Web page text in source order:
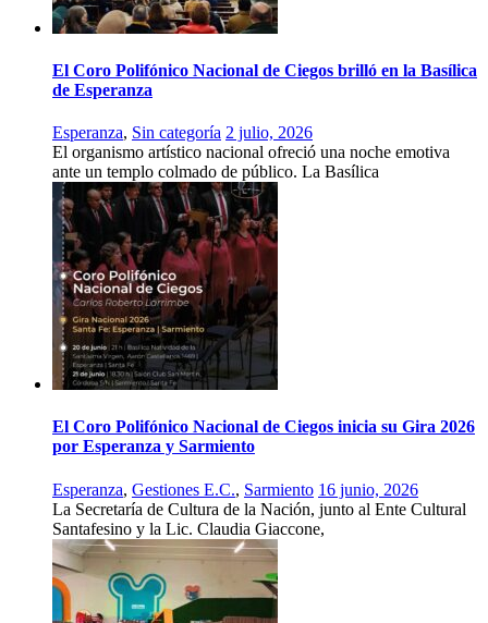
El Coro Polifónico Nacional de Ciegos brilló en la Basílica
de Esperanza
Esperanza, Sin categoría 2 julio, 2026
El organismo artístico nacional ofreció una noche emotiva
ante un templo colmado de público. La Basílica
El Coro Polifónico Nacional de Ciegos inicia su Gira 2026
por Esperanza y Sarmiento
Esperanza, Gestiones E.C., Sarmiento 16 junio, 2026
La Secretaría de Cultura de la Nación, junto al Ente Cultural
Santafesino y la Lic. Claudia Giaccone,